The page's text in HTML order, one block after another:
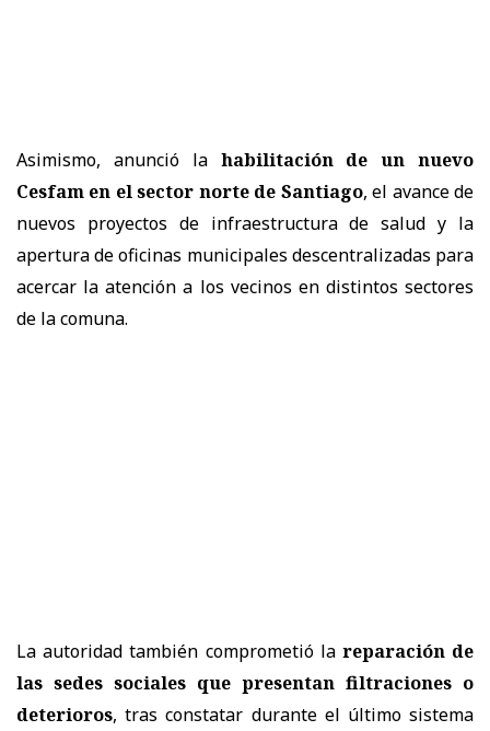
Asimismo, anunció la habilitación de un nuevo
Cesfam en el sector norte de Santiago, el avance de
nuevos proyectos de infraestructura de salud y la
apertura de oficinas municipales descentralizadas para
acercar la atención a los vecinos en distintos sectores
de la comuna.
La autoridad también comprometió la reparación de
las sedes sociales que presentan filtraciones o
deterioros, tras constatar durante el último sistema